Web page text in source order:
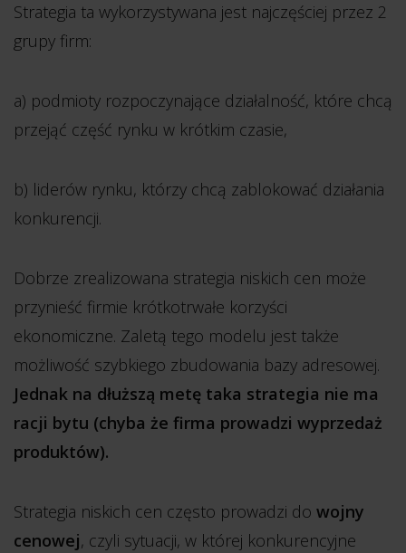
Strategia ta wykorzystywana jest najczęściej przez 2
grupy firm:
a) podmioty rozpoczynające działalność, które chcą
przejąć część rynku w krótkim czasie,
b) liderów rynku, którzy chcą zablokować działania
konkurencji.
Dobrze zrealizowana strategia niskich cen może
przynieść firmie krótkotrwałe korzyści
ekonomiczne. Zaletą tego modelu jest także
możliwość szybkiego zbudowania bazy adresowej.
Jednak na dłuższą metę taka strategia nie ma
racji bytu (chyba że firma prowadzi wyprzedaż
produktów).
Strategia niskich cen często prowadzi do wojny
cenowej, czyli sytuacji, w której konkurencyjne